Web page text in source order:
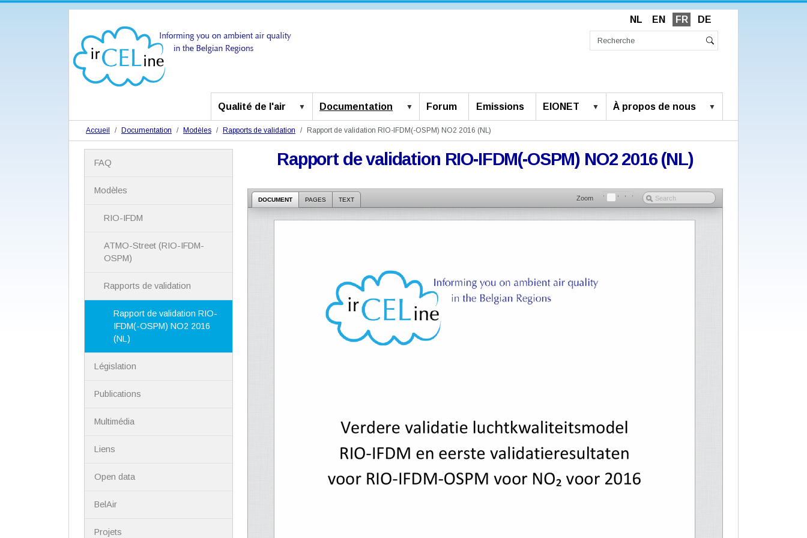
NL EN FR DE
Qualité de l'air Documentation Forum Emissions EIONET À propos de nous
Accueil Documentation Modèles Rapports de validation Rapport de validation RIO-IFDM(-OSPM) NO2 2016 (NL)
Rapport de validation RIO-IFDM(-OSPM) NO2 2016 (NL)
DOCUMENT PAGES TEXT Zoom
FAQ
Modèles
RIO-IFDM
ATMO-Street (RIO-IFDM-
OSPM)
Rapports de validation
Rapport de validation RIO-
IFDM(-OSPM) NO2 2016
(NL)
Législation
Publications
Multimédia
Liens
Open data
BelAir
Projets